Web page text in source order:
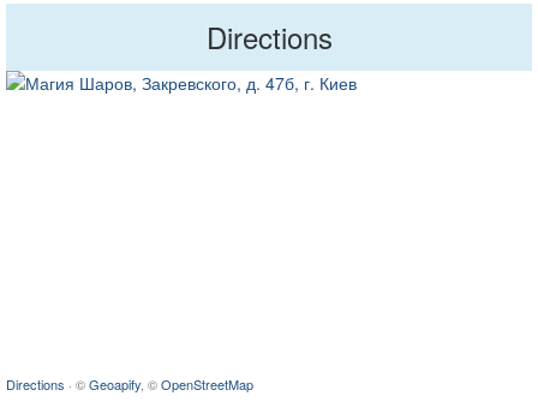
Directions
Directions · ©Geoapify, ©OpenStreetMap